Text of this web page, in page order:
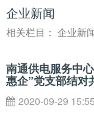
企业新闻
相关栏目： 企业新
南通供电服务中
惠企”党支部结对
2020-09-29